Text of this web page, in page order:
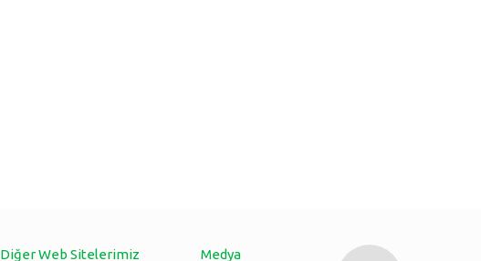
Diğer Web Sitelerimiz Medya